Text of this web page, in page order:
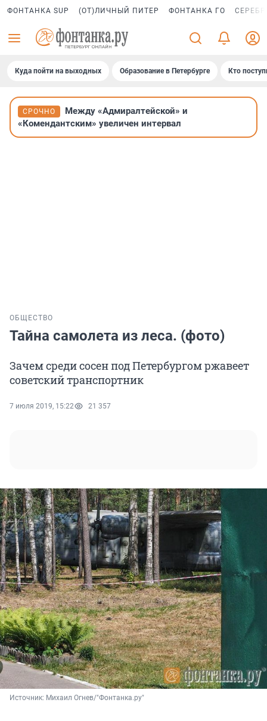
ФОНТАНКА SUP (ОТ)ЛИЧНЫЙ ПИТЕР ФОНТАНКА ГО
Куда пойти на выходных Образование в Петербурге Кто
СРОЧНО
Между «Адмиралтейской» и
«Комендантским» увеличен интервал
ОБЩЕСТВО
Тайна самолета из леса. (фото)
Зачем среди сосен под Петербургом ржавеет
советский транспортник
7 июля 2019, 15:22 21 357
Источник: Михаил Огнев/"Фонтанка.ру"